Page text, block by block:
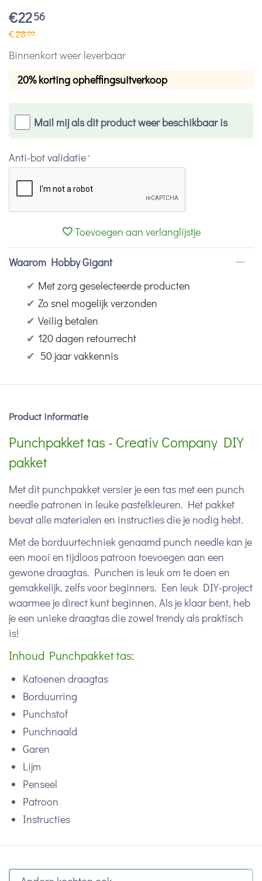
€2256
€2820
Binnenkort weer leverbaar
20% korting opheffingsuitverkoop
Mail mij als dit product weer beschikbaar is
Anti-bot validatie
Toevoegen aan verlanglijstje
Waarom Hobby Gigant
✔ Met zorg geselecteerde producten
✔ Zo snel mogelijk verzonden
✔ Veilig betalen
✔ 120 dagen retourrecht
✔ 50 jaar vakkennis
Product informatie
Punchpakket tas - Creativ Company DIY
pakket
Met dit punchpakket versier je een tas met een punch
needle patronen in leuke pastelkleuren. Het pakket
bevat alle materialen en instructies die je nodig hebt.
Met de borduurtechniek genaamd punch needle kan je
een mooi en tijdloos patroon toevoegen aan een
gewone draagtas. Punchen is leuk om te doen en
gemakkelijk, zelfs voor beginners. Een leuk DIY-project
waarmee je direct kunt beginnen. Als je klaar bent, heb
je een unieke draagtas die zowel trendy als praktisch
is!
Inhoud Punchpakket tas:
Katoenen draagtas
Borduurring
Punchstof
Punchnaald
Garen
Lijm
Penseel
Patroon
Instructies